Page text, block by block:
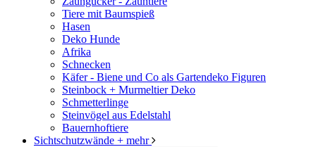
Tiere mit Baumspieß
Hasen
Deko Hunde
Afrika
Schnecken
Käfer - Biene und Co als Gartendeko Figuren
Steinbock + Murmeltier Deko
Schmetterlinge
Steinvögel aus Edelstahl
Bauernhoftiere
Sichtschutzwände + mehr